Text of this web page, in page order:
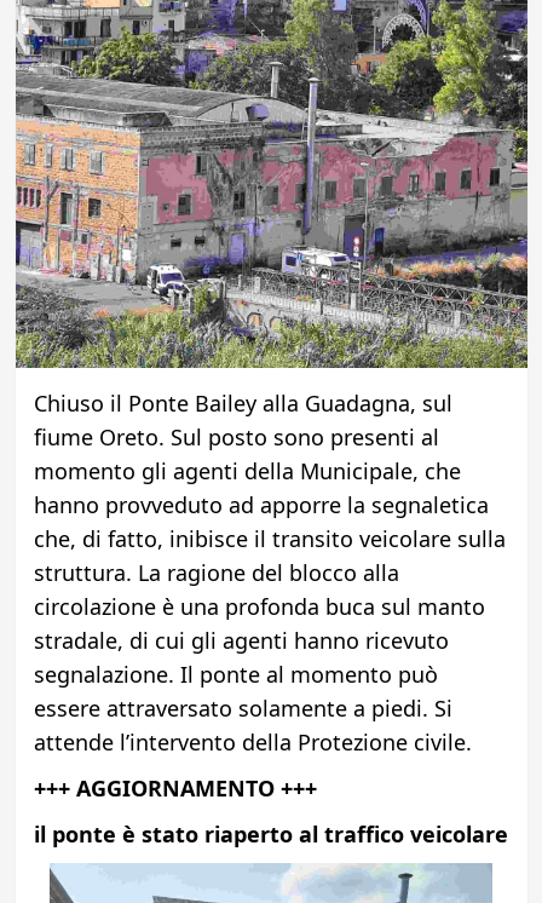
Chiuso il Ponte Bailey alla Guadagna, sul
fiume Oreto. Sul posto sono presenti al
momento gli agenti della Municipale, che
hanno provveduto ad apporre la segnaletica
che, di fatto, inibisce il transito veicolare sulla
struttura. La ragione del blocco alla
circolazione è una profonda buca sul manto
stradale, di cui gli agenti hanno ricevuto
segnalazione. Il ponte al momento può
essere attraversato solamente a piedi. Si
attende l’intervento della Protezione civile.
+++ AGGIORNAMENTO +++
il ponte è stato riaperto al traffico veicolare